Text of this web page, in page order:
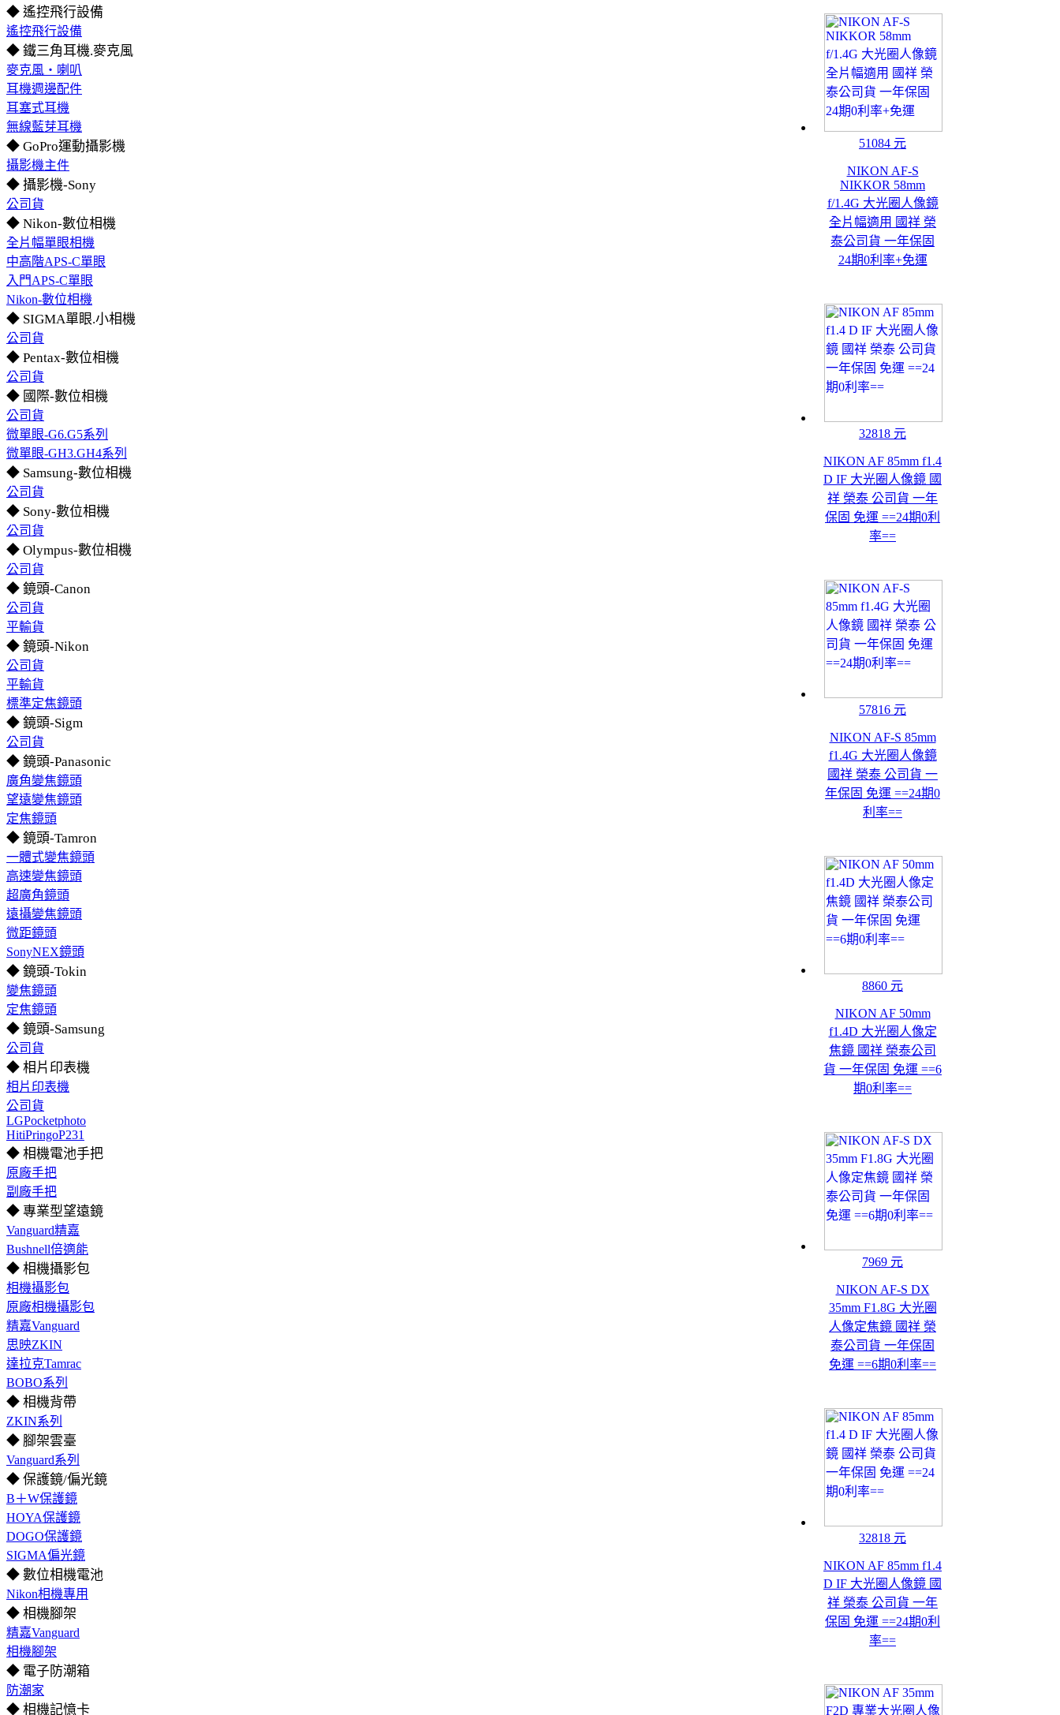
◆ 遙控飛行設備
遙控飛行設備
◆ 鐵三角耳機.麥克風
麥克風‧喇叭
耳機週邊配件
耳塞式耳機
無線藍芽耳機
◆ GoPro運動攝影機
攝影機主件
◆ 攝影機-Sony
公司貨
◆ Nikon-數位相機
全片幅單眼相機
中高階APS-C單眼
入門APS-C單眼
Nikon-數位相機
◆ SIGMA單眼.小相機
公司貨
◆ Pentax-數位相機
公司貨
◆ 國際-數位相機
公司貨
微單眼-G6.G5系列
微單眼-GH3.GH4系列
◆ Samsung-數位相機
公司貨
◆ Sony-數位相機
公司貨
◆ Olympus-數位相機
公司貨
◆ 鏡頭-Canon
公司貨
平輸貨
◆ 鏡頭-Nikon
公司貨
平輸貨
標準定焦鏡頭
◆ 鏡頭-Sigm
公司貨
◆ 鏡頭-Panasonic
廣角變焦鏡頭
望遠變焦鏡頭
定焦鏡頭
◆ 鏡頭-Tamron
一體式變焦鏡頭
高速變焦鏡頭
超廣角鏡頭
遠攝變焦鏡頭
微距鏡頭
SonyNEX鏡頭
◆ 鏡頭-Tokin
變焦鏡頭
定焦鏡頭
◆ 鏡頭-Samsung
公司貨
◆ 相片印表機
相片印表機
公司貨
LGPocketphoto
HitiPringoP231
◆ 相機電池手把
原廠手把
副廠手把
◆ 專業型望遠鏡
Vanguard精嘉
Bushnell倍適能
◆ 相機攝影包
相機攝影包
原廠相機攝影包
精嘉Vanguard
思映ZKIN
達拉克Tamrac
BOBO系列
◆ 相機背帶
ZKIN系列
◆ 腳架雲臺
Vanguard系列
◆ 保護鏡/偏光鏡
B＋W保護鏡
HOYA保護鏡
DOGO保護鏡
SIGMA偏光鏡
◆ 數位相機電池
Nikon相機專用
◆ 相機腳架
精嘉Vanguard
相機腳架
◆ 電子防潮箱
防潮家
◆ 相機記憶卡
51084 元
NIKON AF-S
NIKKOR 58mm
f/1.4G 大光圈人像鏡
全片幅適用 國祥 榮
泰公司貨 一年保固
24期0利率+免運
32818 元
NIKON AF 85mm f1.4
D IF 大光圈人像鏡 國
祥 榮泰 公司貨 一年
保固 免運 ==24期0利
率==
57816 元
NIKON AF-S 85mm
f1.4G 大光圈人像鏡
國祥 榮泰 公司貨 一
年保固 免運 ==24期0
利率==
8860 元
NIKON AF 50mm
f1.4D 大光圈人像定
焦鏡 國祥 榮泰公司
貨 一年保固 免運 ==6
期0利率==
7969 元
NIKON AF-S DX
35mm F1.8G 大光圈
人像定焦鏡 國祥 榮
泰公司貨 一年保固
免運 ==6期0利率==
32818 元
NIKON AF 85mm f1.4
D IF 大光圈人像鏡 國
祥 榮泰 公司貨 一年
保固 免運 ==24期0利
率==